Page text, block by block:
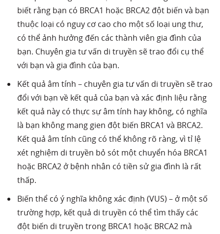
biết rằng bạn có BRCA1 hoặc BRCA2 đột biến và bạn
thuộc loại có nguy cơ cao cho một số loại ung thư,
có thể ảnh hưởng đến các thành viên gia đình của
bạn. Chuyên gia tư vấn di truyền sẽ trao đổi cụ thể
với bạn và gia đình của bạn.
Kết quả âm tính – chuyên gia tư vấn di truyền sẽ trao
đổi với bạn về kết quả của bạn và xác định liệu rằng
kết quả này có thực sự âm tính hay không, có nghĩa
là bạn không mang gien đột biến BRCA1 và BRCA2.
Kết quả âm tính cũng có thể không rõ ràng, vì tỉ lệ
xét nghiệm di truyền bỏ sót một chuyển hóa BRCA1
hoặc BRCA2 ở bệnh nhân có tiền sử gia đình là rất
thấp.
Biến thể có ý nghĩa không xác định (VUS) – ở một số
trường hợp, kết quả di truyền có thể tìm thấy các
đột biến di truyền trong BRCA1 hoặc BRCA2 mà